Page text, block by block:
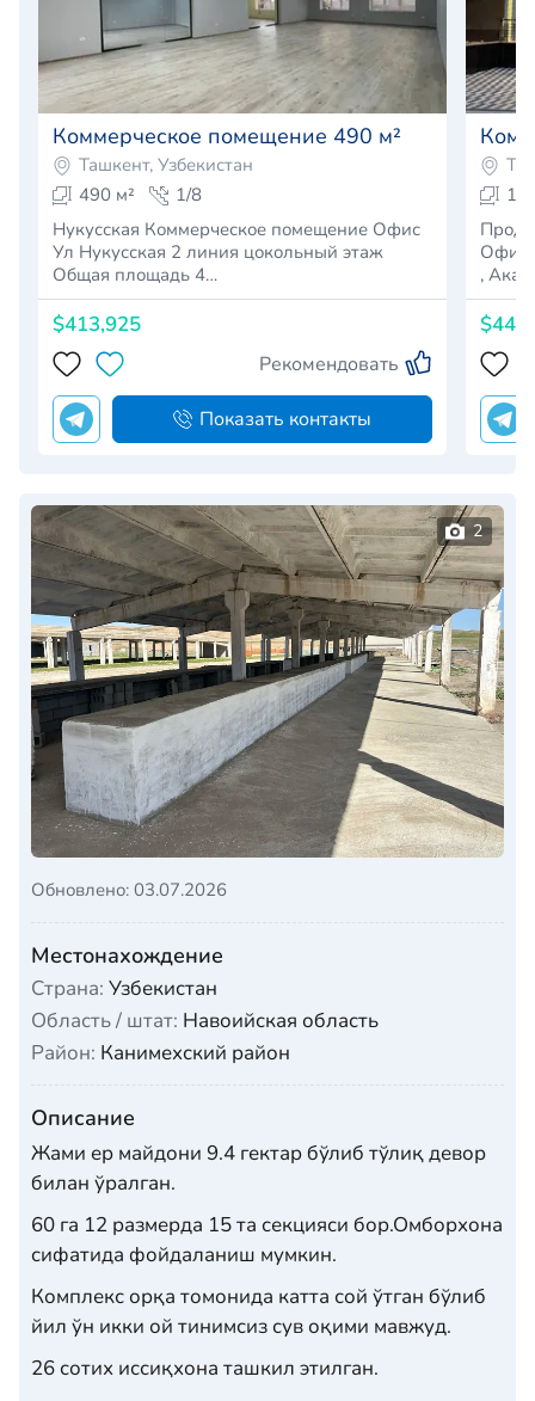
Коммерческое помещение 490 м²
Ташкент, Узбекистан
490 м²
1/8
Нукусская Коммерческое помещение Офис
Ул Нукусская 2 линия цокольный этаж
Общая площадь 4…
$413,925
Рекомендовать
Показать контакты
Офис Мирзо-Улугбекский р-н Ор-р Дархан
2
Обновлено: 03.07.2026
Местонахождение
Страна: Узбекистан
Область / штат: Навоийская область
Район: Канимехский район
Описание
Жами ер майдони 9.4 гектар бўлиб тўлиқ девор
билан ўралган.
60 га 12 размерда 15 та секцияси бор.Омборхона
сифатида фойдаланиш мумкин.
Комплекс орқа томонида катта сой ўтган бўлиб
йил ўн икки ой тинимсиз сув оқими мавжуд.
26 сотих иссиқхона ташкил этилган.